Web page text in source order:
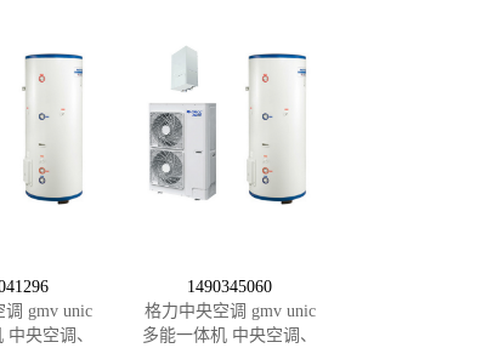
gmv unic
中央空调、
1490345060
格力中央空调 gmv unic
多能一体机 中央空调、